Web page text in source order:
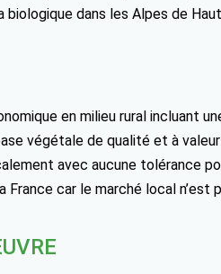
dans les Alpes de
en milieu rural incluant
végétale de qualité et à
avec aucune tolérance
car le marché local n’est